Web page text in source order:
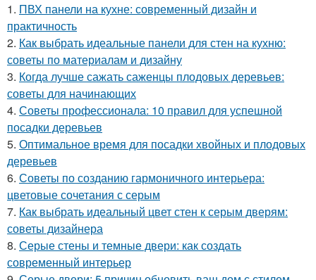
1. ПВХ панели на кухне: современный дизайн и
практичность
2. Как выбрать идеальные панели для стен на кухню:
советы по материалам и дизайну
3. Когда лучше сажать саженцы плодовых деревьев:
советы для начинающих
4. Советы профессионала: 10 правил для успешной
посадки деревьев
5. Оптимальное время для посадки хвойных и плодовых
деревьев
6. Советы по созданию гармоничного интерьера:
цветовые сочетания с серым
7. Как выбрать идеальный цвет стен к серым дверям:
советы дизайнера
8. Серые стены и темные двери: как создать
современный интерьер